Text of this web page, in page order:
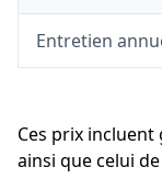
Entretien
Ces prix
ainsi que celui